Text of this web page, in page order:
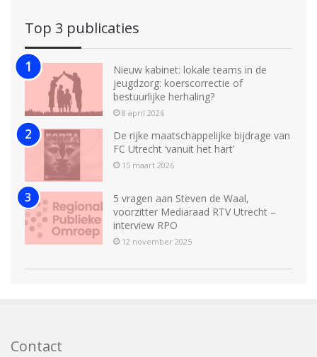
Top 3 publicaties
Nieuw kabinet: lokale teams in de
jeugdzorg: koerscorrectie of
bestuurlijke herhaling?
8 april 2026
De rijke maatschappelijke bijdrage van
FC Utrecht ‘vanuit het hart’
15 maart 2026
5 vragen aan Steven de Waal,
voorzitter Mediaraad RTV Utrecht –
interview RPO
12 november 2025
Contact